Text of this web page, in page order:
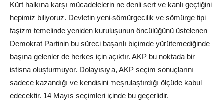
Kürt halkına karşı mücadelelerin ne denli sert ve kanlı geçtiğini
hepimiz biliyoruz. Devletin yeni-sömürgecilik ve sömürge tipi
faşizm temelinde yeniden kuruluşunun öncülüğünü üstelenen
Demokrat Partinin bu süreci başarılı biçimde yürütemediğinde
başına gelenler de herkes için açıktır. AKP bu noktada bir
istisna oluşturmuyor. Dolayısıyla, AKP seçim sonuçlarını
sadece kazandığı ve kendisini meşrulaştırdığı ölçüde kabul
edecektir. 14 Mayıs seçimleri içinde bu geçerlidir.